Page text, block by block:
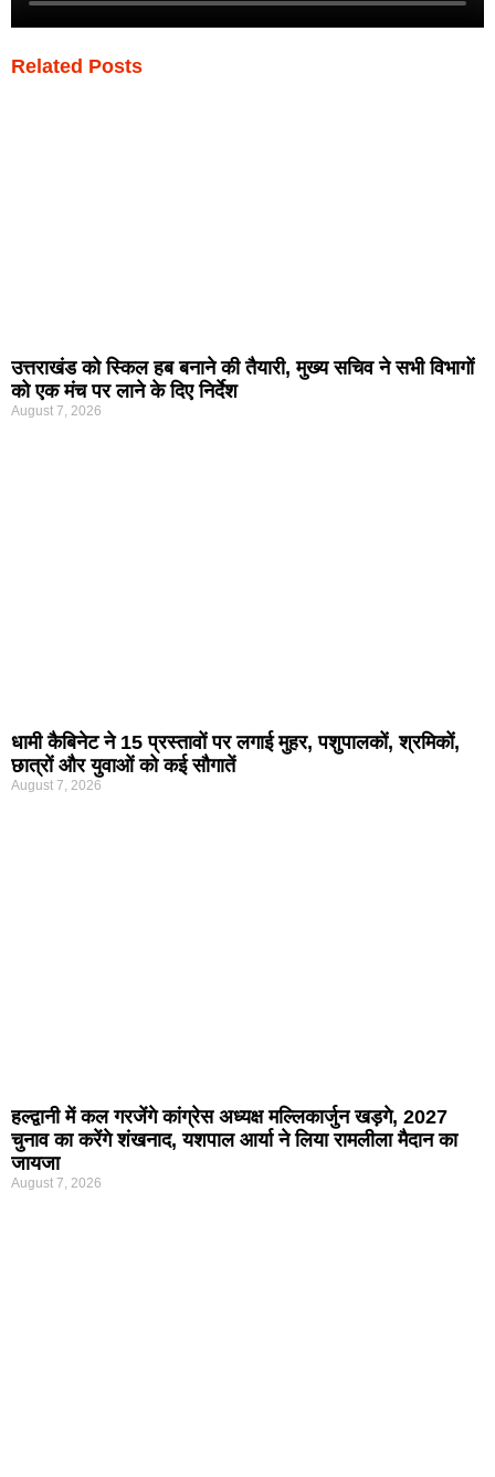
Related Posts
उत्तराखंड को स्किल हब बनाने की तैयारी, मुख्य सचिव ने सभी विभागों
को एक मंच पर लाने के दिए निर्देश
August 7, 2026
धामी कैबिनेट ने 15 प्रस्तावों पर लगाई मुहर, पशुपालकों, श्रमिकों,
छात्रों और युवाओं को कई सौगातें
August 7, 2026
हल्द्वानी में कल गरजेंगे कांग्रेस अध्यक्ष मल्लिकार्जुन खड़गे, 2027
चुनाव का करेंगे शंखनाद, यशपाल आर्या ने लिया रामलीला मैदान का
जायजा
August 7, 2026